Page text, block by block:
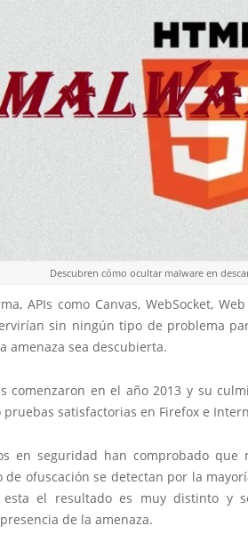
Descubren cómo ocultar malware en
APIs como Canvas, WebSocket,
sin ningún tipo de problema
amenaza sea descubierta.
comenzaron en el año 2013 y su
satisfactorias en Firefox e
en seguridad han comprobado que
de ofuscación se detectan por la
el resultado es muy distinto y
de la amenaza.